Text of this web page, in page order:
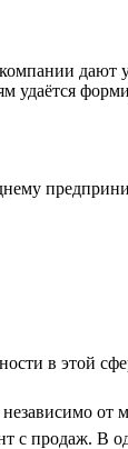
дают
в этой
с продаж. В